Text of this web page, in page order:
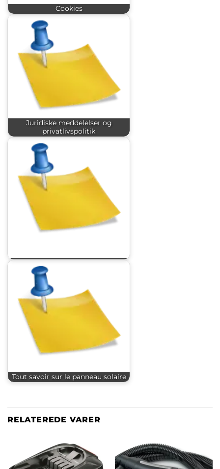
Cookies
Juridiske meddelelser og
privatlivspolitik
Tout savoir sur le panneau solaire
RELATEREDE VARER